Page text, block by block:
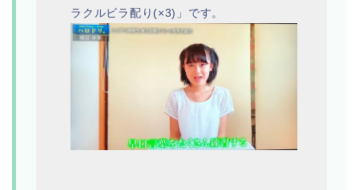
ラクルビラ配り(×3)」です。